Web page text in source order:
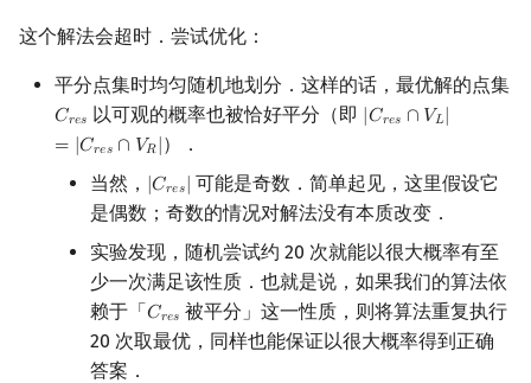
这个解法会超时．尝试优化：
平分点集时均匀随机地划分．这样的话，最优解的点集
𝐶𝑟𝑒𝑠
Cres 以可观的概率也被恰好平分（即 |𝐶𝑟𝑒𝑠 ∩ 𝑉𝐿|
= |𝐶𝑟𝑒𝑠 ∩ 𝑉𝑅|
|Cres ∩ VL|
）．
当然， |𝐶𝑟𝑒𝑠|
|Cres 可能是奇数．简单起见，这里假设它
是偶数；奇数的情况对解法没有本质改变．
实验发现，随机尝试约 20 次就能以很大概率有至
少一次满足该性质．也就是说，如果我们的算法依
赖于「𝐶𝑟𝑒𝑠
Cres 被平分」这一性质，则将算法重复执行
20 次取最优，同样也能保证以很大概率得到正确
答案．